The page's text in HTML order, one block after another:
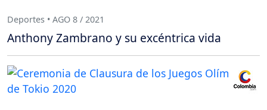
Deportes • AGO 8 / 2021
Anthony Zambrano y su excéntrica vida